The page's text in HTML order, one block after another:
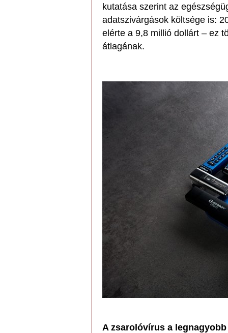
kutatása szerint az
adatszivárgások költsége is:
elérte a 9,8 millió dollárt – ez
átlagának.
A zsarolóvírus a